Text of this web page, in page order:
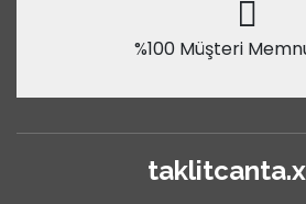
%100 Müşteri